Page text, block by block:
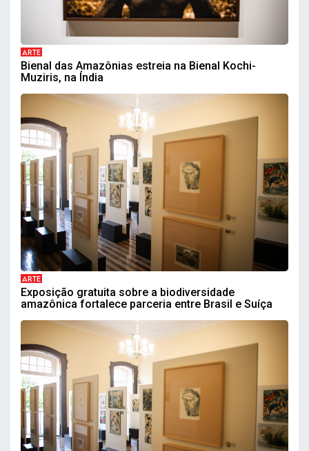
ARTE
Bienal das Amazônias estreia na Bienal Kochi-
Muziris, na Índia
ARTE
Exposição gratuita sobre a biodiversidade
amazônica fortalece parceria entre Brasil e Suíça